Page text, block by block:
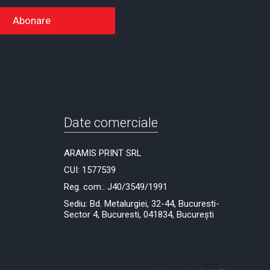
Abonare
Date comerciale
ARAMIS PRINT SRL
CUI: 1577539
Reg. com.: J40/3549/1991
Sediu: Bd. Metalurgiei, 32-44, Bucuresti-
Sector 4, Bucuresti, 041834, București